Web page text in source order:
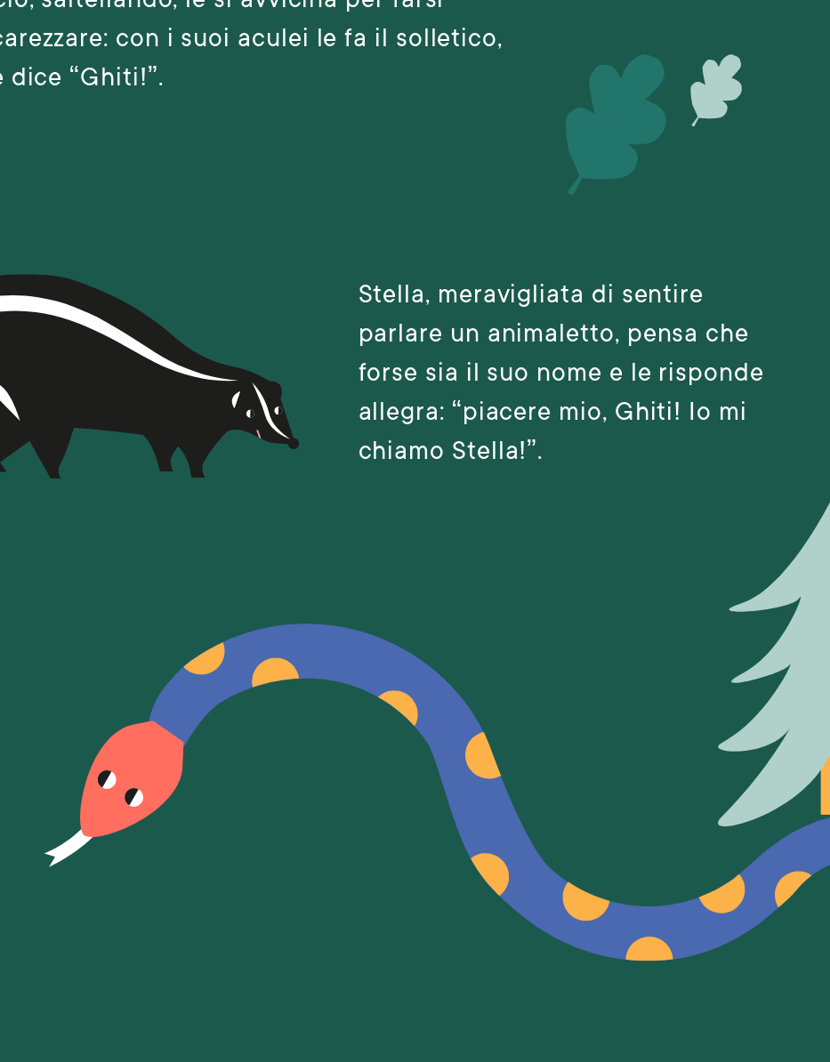
con i suoi aculei le fa il solletico,
dice “Ghiti!”.
Stella, meravigliata di sentire
parlare un animaletto, pensa che
forse sia il suo nome e le risponde
allegra: “piacere mio, Ghiti! Io mi
chiamo Stella!”.